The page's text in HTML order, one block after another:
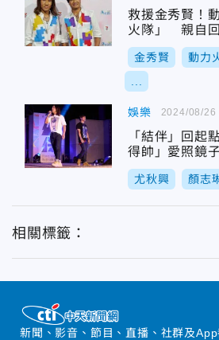
救援金秀賢！
火隊」 親自
金秀賢 動力
娛樂
「結伴」回起
得帥」愛照鏡
尤秋興 顏志
2024/08/26
相關標籤：
新聞、影音、節目、直播、社群及